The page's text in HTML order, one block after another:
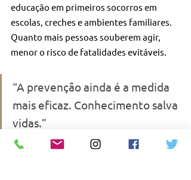
educação em primeiros socorros em
escolas, creches e ambientes familiares.
Quanto mais pessoas souberem agir,
menor o risco de fatalidades evitáveis.
“A prevenção ainda é a medida
mais eficaz. Conhecimento salva
vidas.”